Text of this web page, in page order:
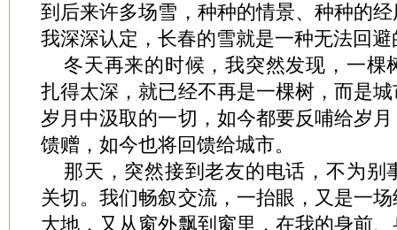
到后来许多场雪，种种的情景、种种的
我深深认定，长春的雪就是一种无法回
冬天再来的时候，我突然发现，一棵
扎得太深，就已经不再是一棵树，而是
岁月中汲取的一切，如今都要反哺给岁
馈赠，如今也将回馈给城市。
那天，突然接到老友的电话，不为别
关切。我们畅叙交流，一抬眼，又是一
大地，又从窗外飘到窗里，在我的身前